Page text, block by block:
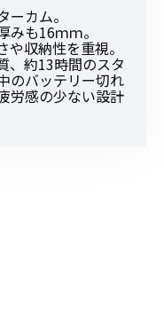
カム。
も16ｍｍ。
収納性を重視。
、約13時間のスタ
のバッテリー切れ
労感の少ない設計